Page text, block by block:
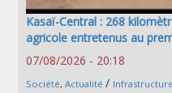
Kasaï-Central : 268
agricole entretenus au
07/08/2026 - 20:18
Société, Actualité /